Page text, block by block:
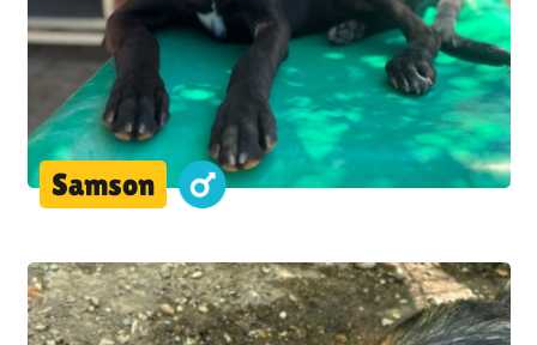
Samson